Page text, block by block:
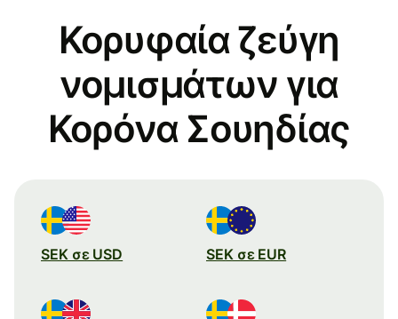
Κορυφαία ζεύγη
νομισμάτων για
Κορόνα Σουηδίας
SEK σε USD SEK σε EUR